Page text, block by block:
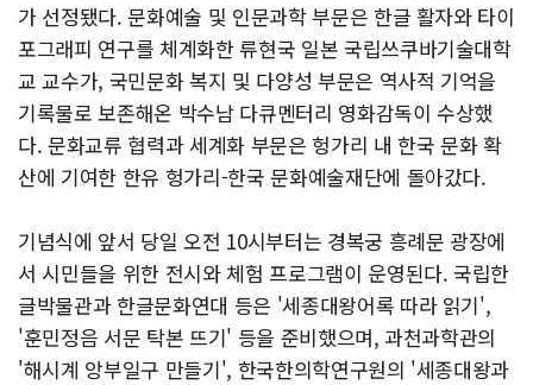
가 선정됐다. 문화예술 및 인문과학 부문은 한글 활자와 타이
포그래피 연구를 체계화한 류현국 일본 국립쓰쿠바기술대학
교 교수가, 국민문화 복지 및 다양성 부문은 역사적 기억을
기록물로 보존해온 박수남 다큐멘터리 영화감독이 수상했
다. 문화교류 협력과 세계화 부문은 헝가리 내 한국 문화 확
산에 기여한 한유 헝가리-한국 문화예술재단에 돌아갔다.
기념식에 앞서 당일 오전 10시부터는 경복궁 흥례문 광장에
서 시민들을 위한 전시와 체험 프로그램이 운영된다. 국립한
글박물관과 한글문화연대 등은 '세종대왕어록 따라 읽기',
'훈민정음 서문 탁본 뜨기' 등을 준비했으며, 과천과학관의
'해시계 앙부일구 만들기', 한국한의학연구원의 '세종대왕과